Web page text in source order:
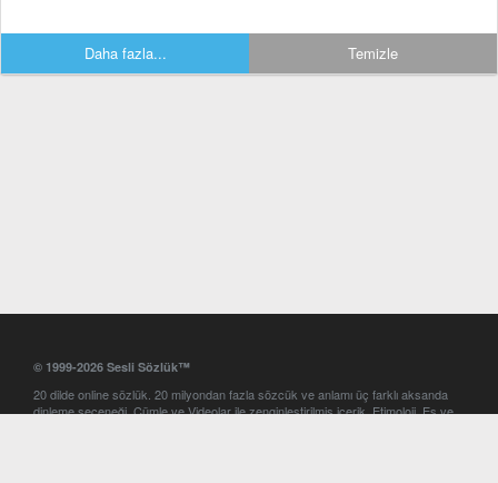
Daha fazla... Temizle
© 1999-2026 Sesli Sözlük™
20 dilde online sözlük. 20 milyondan fazla sözcük ve anlamı üç farklı aksanda
dinleme seçeneği. Cümle ve Videolar ile zenginleştirilmiş içerik. Etimoloji, Eş ve